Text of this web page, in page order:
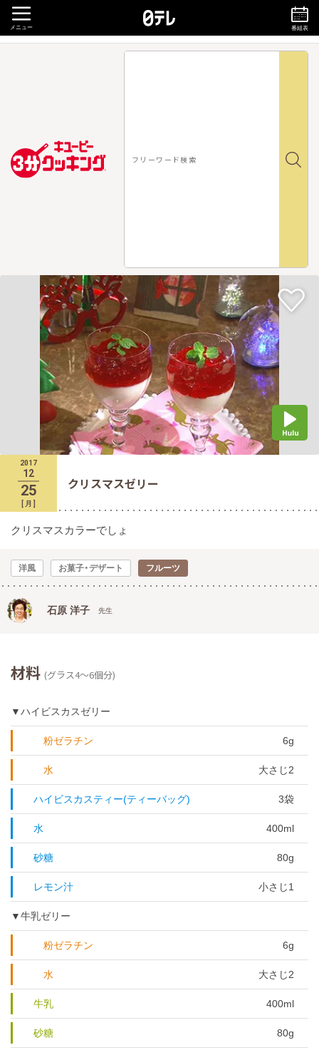
メニュー 番組表
2017
12
25
[ 月 ]
クリスマスゼリー
クリスマスカラーでしょ
洋風 お菓子・デザート フルーツ
石原 洋子 先生
材料 (グラス4～6個分)
▼ハイビスカスゼリー
粉ゼラチン 6g
水 大さじ2
ハイビスカスティー(ティーバッグ) 3袋
水 400ml
砂糖 80g
レモン汁 小さじ1
▼牛乳ゼリー
粉ゼラチン 6g
水 大さじ2
牛乳 400ml
砂糖 80g